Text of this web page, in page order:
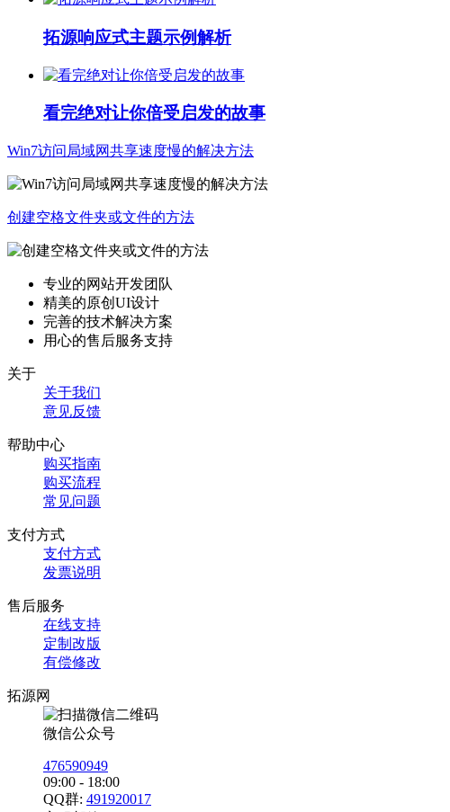
拓源响应式主题示例解析
看完绝对让你倍受启发的故事
Win7访问局域网共享速度慢的解决方法
创建空格文件夹或文件的方法
专业的网站开发团队
精美的原创UI设计
完善的技术解决方案
用心的售后服务支持
关于
关于我们
意见反馈
帮助中心
购买指南
购买流程
常见问题
支付方式
支付方式
发票说明
售后服务
在线支持
定制改版
有偿修改
拓源网
微信公众号
476590949
09:00 - 18:00
QQ群: 491920017